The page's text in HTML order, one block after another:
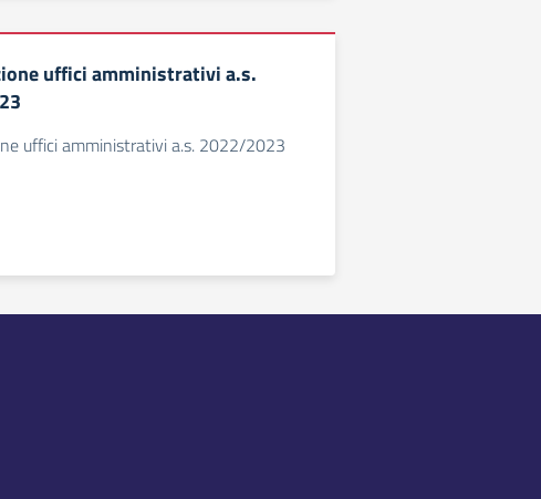
uffici amministrativi a.s.
uffici amministrativi a.s. 2022/2023